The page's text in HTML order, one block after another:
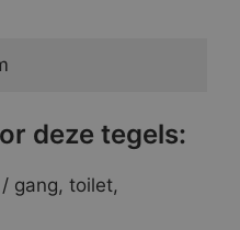
deze tegels:
gang, toilet,